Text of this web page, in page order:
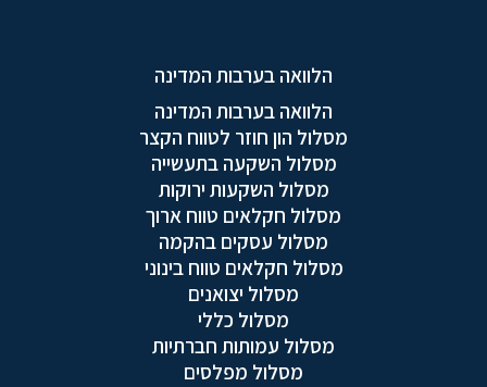
הלוואה בערבות המדינה
הלוואה בערבות המדינה
מסלול הון חוזר לטווח הקצר
מסלול השקעה בתעשייה
מסלול השקעות ירוקות
מסלול חקלאים טווח ארוך
מסלול עסקים בהקמה
מסלול חקלאים טווח בינוני
מסלול יצואנים
מסלול כללי
מסלול עמותות חברתיות
מסלול מפלסים